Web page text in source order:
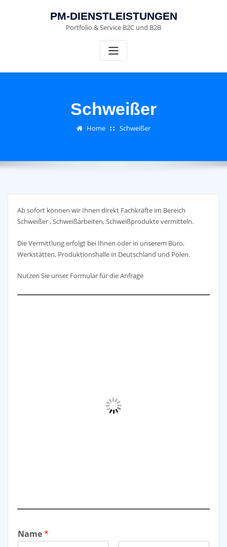
PM-DIENSTLEISTUNGEN
Portfolio & Service B2C und B2B
Schweißer
Home Schweißer
Ab sofort können wir Ihnen direkt Fachkräfte im Bereich
Schweißer , Schweißarbeiten, Schweißprodukte vermitteln.
Die Vermittlung erfolgt bei Ihnen oder in unserem Büro,
Werkstätten, Produktionshalle in Deutschland und Polen.
Nutzen Sie unser Formular für die Anfrage
Name*